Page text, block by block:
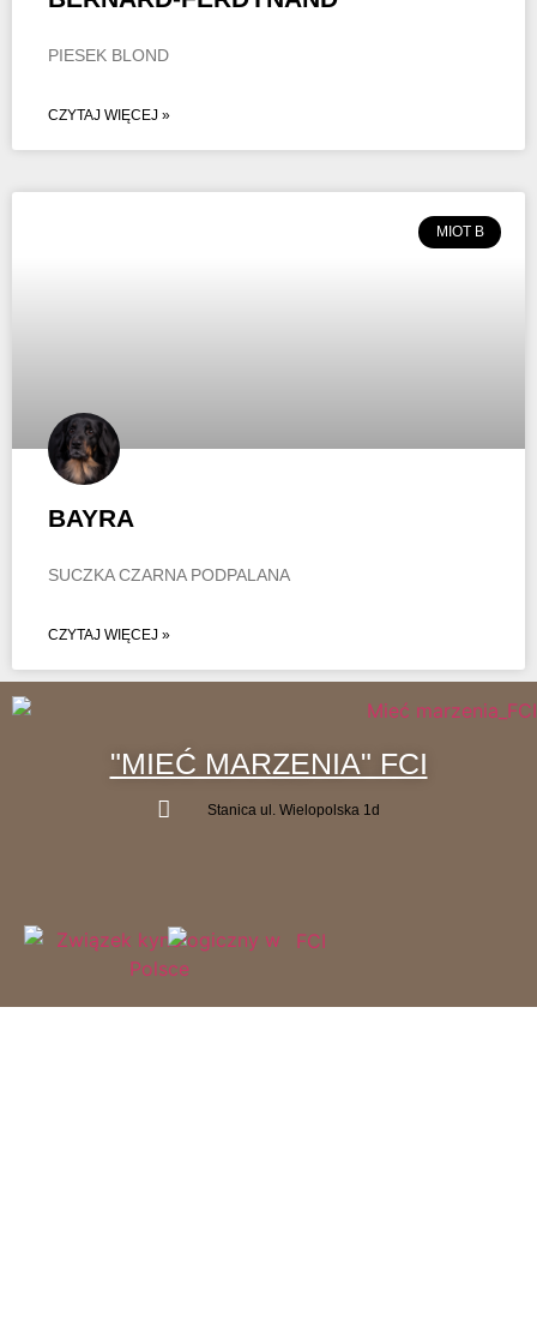
PIESEK BLOND
CZYTAJ WIĘCEJ »
MIOT B
BAYRA
SUCZKA CZARNA PODPALANA
CZYTAJ WIĘCEJ »
"MIEĆ MARZENIA" FCI
Stanica ul. Wielopolska 1d